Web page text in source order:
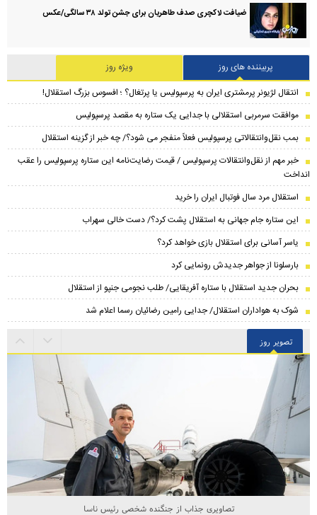
ضیافت لاکچری صدف طاهریان برای جشن تولد ۳۸ سالگی‌/عکس
پربیننده های روز
ویژه روز
انتقال لژیونر پرمشتری ایران به پرسپولیس یا پرتغال؟ ؛ افسوس بزرگ استقلال!
موافقت سرمربی استقلالی با جدایی یک ستاره به مقصد پرسپولیس
بمب نقل‌وانتقالاتی پرسپولیس فعلاً منفجر می شود؟/ چه خبر از گزینه استقلال
خبر مهم از نقل‌وانتقالات پرسپولیس / قیمت رضایت‌نامه این ستاره پرسپولیس را عقب
انداخت
استقلال مرد سال فوتبال ایران را خرید
این ستاره جام جهانی به استقلال پشت کرد؟/ دست خالی سهراب
یاسر آسانی برای استقلال بازی خواهد کرد؟
بارسلونا از جواهر جدیدش رونمایی کرد
بحران جدید استقلال با ستاره آفریقایی/ طلب نجومی جنپو از استقلال
شوک به هواداران استقلال/ جدایی رامین رضائیان رسما اعلام شد
تصویر روز
تصاویری جذاب از جنگنده شخصی رئیس ناسا